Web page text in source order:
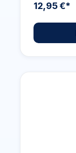
12,95 €*